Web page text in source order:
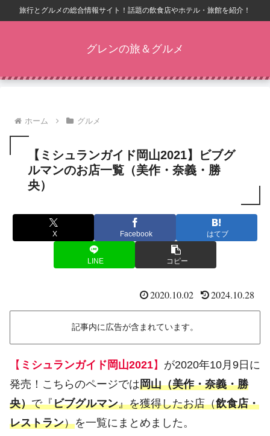
旅行とグルメの総合情報サイト！話題の飲食店やホテル・旅館を紹介！
グレンの旅＆グルメ
ホーム グルメ
【ミシュランガイド岡山2021】ビブグ
ルマンのお店一覧（美作・奈義・勝
央）
X Facebook はてブ
LINE コピー
2020.10.02 2024.10.28
記事内に広告が含まれています。
【 ミシュランガイド岡山2021】 が2020年10月9日に
発売！こちらのページでは岡山（美作・奈義・勝
央）で『ビブグルマン』を獲得したお店（飲食店・
レストラン）を一覧にまとめました。